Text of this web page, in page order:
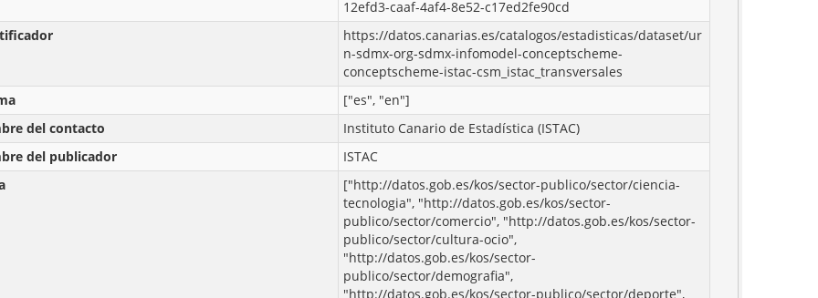
12efd3-caaf-4af4-8e52-c17ed2fe90cd
https://datos.canarias.es/catalogos/estadisticas/dataset/ur
n-sdmx-org-sdmx-infomodel-conceptscheme-
conceptscheme-istac-csm_istac_transversales
["es", "en"]
del contacto
Instituto Canario de Estadística (ISTAC)
del publicador
ISTAC
["http://datos.gob.es/kos/sector-publico/sector/ciencia-
tecnologia", "http://datos.gob.es/kos/sector-
publico/sector/comercio", "http://datos.gob.es/kos/sector-
publico/sector/cultura-ocio",
"http://datos.gob.es/kos/sector-
publico/sector/demografia",
"http://datos.gob.es/kos/sector-publico/sector/deporte",